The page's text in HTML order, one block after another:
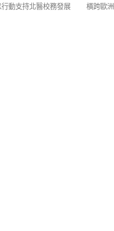
動支持北醫校務發展 橫跨歐